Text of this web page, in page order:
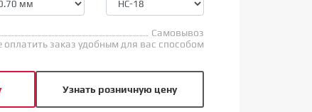
Самовывоз
заказ удобным для вас способом
Узнать розничную цену